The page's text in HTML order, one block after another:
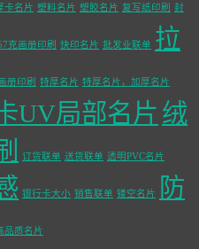
卡名片 塑料名片 塑胶名片 复写纸印刷 封
克画册印刷 快印名片 批发业联单 拉
册印刷 特厚名片 特厚名片，加厚名片
UV局部名片 绒
订货联单 送货联单 透明PVC名片
银行卡大小 销售联单 镂空名片
防
品质名片